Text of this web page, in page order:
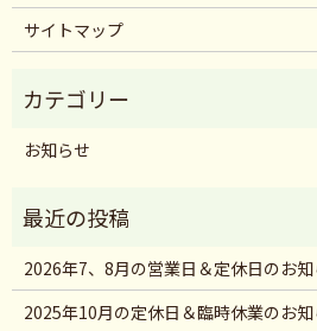
サイトマップ
お知らせ
2026年7、8月の営業日＆定休日のお知
2025年10月の定休日＆臨時休業のお知